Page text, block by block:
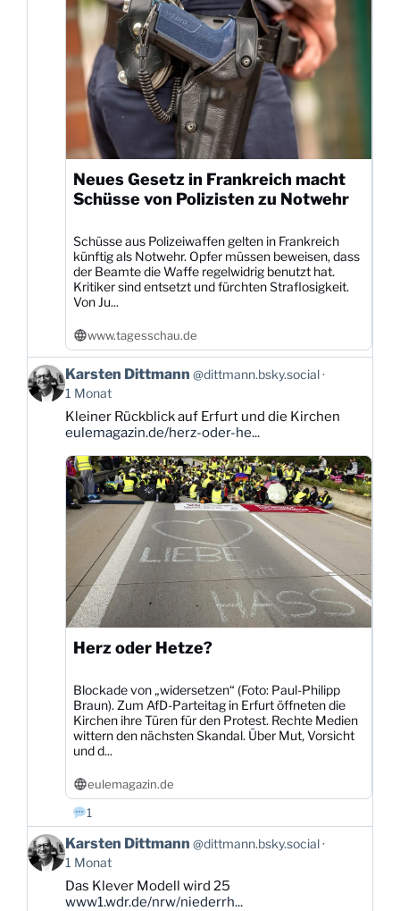
Neues Gesetz in Frankreich macht
Schüsse von Polizisten zu Notwehr
Schüsse aus Polizeiwaffen gelten in Frankreich
künftig als Notwehr. Opfer müssen beweisen, dass
der Beamte die Waffe regelwidrig benutzt hat.
Kritiker sind entsetzt und fürchten Straflosigkeit.
Von Ju...
www.tagesschau.de
Beitrag
von
Karsten
Dittmann
Bluesky
ansehen
Karsten Dittmann @dittmann.bsky.social
1 Monat
Kleiner Rückblick auf Erfurt und die Kirchen
eulemagazin.de/herz-oder-he...
Herz oder Hetze?
Blockade von „widersetzen“ (Foto: Paul-Philipp
Braun). Zum AfD-Parteitag in Erfurt öffneten die
Kirchen ihre Türen für den Protest. Rechte Medien
wittern den nächsten Skandal. Über Mut, Vorsicht
und d...
eulemagazin.de
1
Beitrag
von
Karsten
Dittmann
Karsten Dittmann @dittmann.bsky.social
1 Monat
Das Klever Modell wird 25
www1.wdr.de/nrw/niederrh...